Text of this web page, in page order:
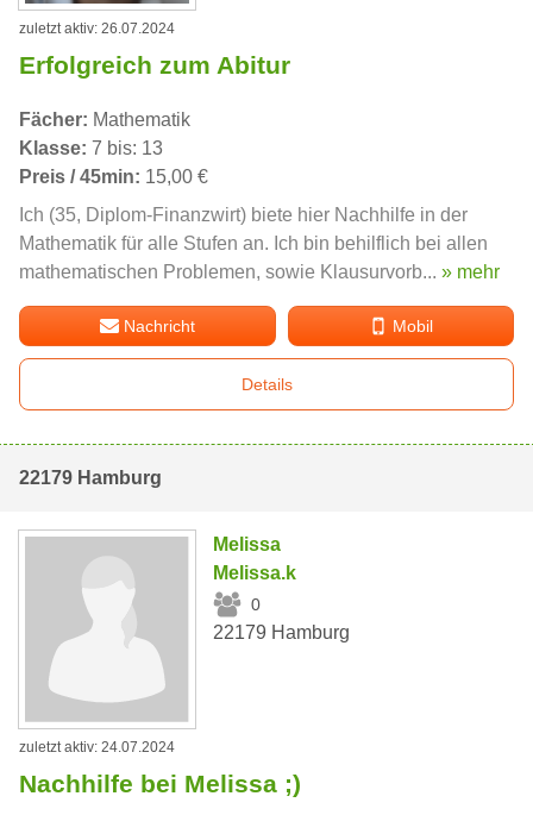
zuletzt aktiv: 26.07.2024
Erfolgreich zum Abitur
Fächer: Mathematik
Klasse: 7 bis: 13
Preis / 45min: 15,00 €
Ich (35, Diplom-Finanzwirt) biete hier Nachhilfe in der
Mathematik für alle Stufen an. Ich bin behilflich bei allen
mathematischen Problemen, sowie Klausurvorb... » mehr
Nachricht Mobil
Details
22179 Hamburg
Melissa
Melissa.k
0
22179 Hamburg
zuletzt aktiv: 24.07.2024
Nachhilfe bei Melissa ;)